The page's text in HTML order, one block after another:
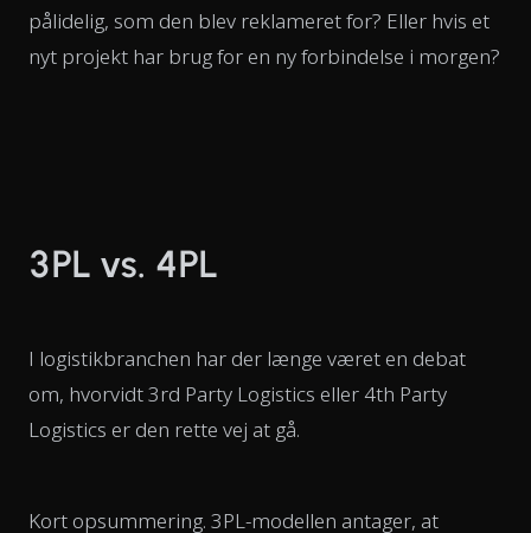
pålidelig, som den blev reklameret for? Eller hvis et
nyt projekt har brug for en ny forbindelse i morgen?
3PL vs. 4PL
I logistikbranchen har der længe været en debat
om, hvorvidt 3rd Party Logistics eller 4th Party
Logistics er den rette vej at gå.
Kort opsummering. 3PL-modellen antager, at